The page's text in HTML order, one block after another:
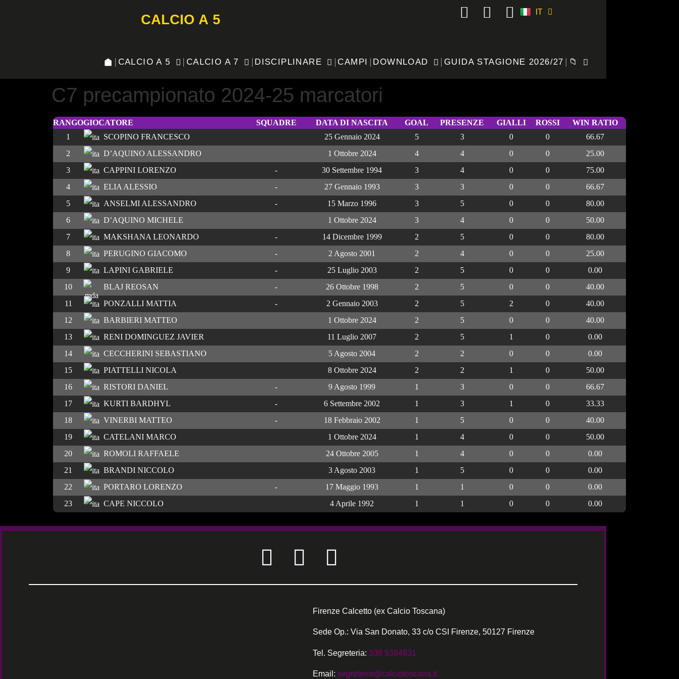
CALCIO A 5
IT
ES
CALCIO A 5 CALCIO A 7 DISCIPLINARE CAMPI DOWNLOAD GUIDA STAGIONE 2026/27 📁
C7 precampionato 2024-25 marcatori
RANGOGIOCATORE SQUADRE DATA DI NASCITA GOAL PRESENZE GIALLI ROSSI
WIN RATIO
1
SCOPINO FRANCESCO 25 Gennaio 2024 5 3 0 0
66.67
2
D’AQUINO ALESSANDRO 1 Ottobre 2024 4 4 0 0
25.00
3
CAPPINI LORENZO - 30 Settembre 1994 3 4 0 0
75.00
4
ELIA ALESSIO - 27 Gennaio 1993 3 3 0 0
66.67
5
ANSELMI ALESSANDRO - 15 Marzo 1996 3 5 0 0
80.00
6
D’AQUINO MICHELE 1 Ottobre 2024 3 4 0 0
50.00
7
MAKSHANA LEONARDO - 14 Dicembre 1999 2 5 0 0
80.00
8
PERUGINO GIACOMO - 2 Agosto 2001 2 4 0 0
25.00
9
LAPINI GABRIELE - 25 Luglio 2003 2 5 0 0
0.00
10
BLAJ REOSAN - 26 Ottobre 1998 2 5 0 0
40.00
11
PONZALLI MATTIA - 2 Gennaio 2003 2 5 2 0
40.00
12
BARBIERI MATTEO 1 Ottobre 2024 2 5 0 0
40.00
13
RENI DOMINGUEZ JAVIER 11 Luglio 2007 2 5 1 0
0.00
14
CECCHERINI SEBASTIANO 5 Agosto 2004 2 2 0 0
0.00
15
PIATTELLI NICOLA 8 Ottobre 2024 2 2 1 0
50.00
16
RISTORI DANIEL - 9 Agosto 1999 1 3 0 0
66.67
17
KURTI BARDHYL - 6 Settembre 2002 1 3 1 0
33.33
18
VINERBI MATTEO - 18 Febbraio 2002 1 5 0 0
40.00
19
CATELANI MARCO 1 Ottobre 2024 1 4 0 0
50.00
20
ROMOLI RAFFAELE 24 Ottobre 2005 1 4 0 0
0.00
21
BRANDI NICCOLO 3 Agosto 2003 1 5 0 0
0.00
22
PORTARO LORENZO - 17 Maggio 1993 1 1 0 0
0.00
23
CAPE NICCOLO 4 Aprile 1992 1 1 0 0 0.00
Firenze Calcetto (ex Calcio Toscana)
Sede Op.: Via San Donato, 33 c/o CSI Firenze, 50127 Firenze
Tel. Segreteria: 338 9384831
Email: segreteria@calciotoscana.it